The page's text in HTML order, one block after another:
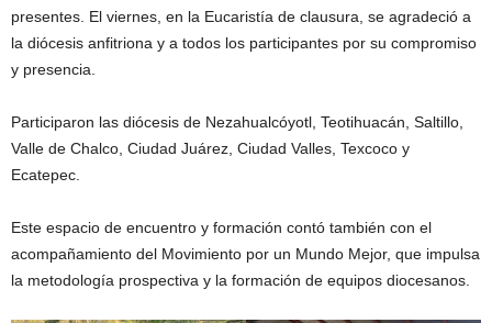
presentes. El viernes, en la Eucaristía de clausura, se agradeció a
la diócesis anfitriona y a todos los participantes por su compromiso
y presencia.
Participaron las diócesis de Nezahualcóyotl, Teotihuacán, Saltillo,
Valle de Chalco, Ciudad Juárez, Ciudad Valles, Texcoco y
Ecatepec.
Este espacio de encuentro y formación contó también con el
acompañamiento del Movimiento por un Mundo Mejor, que impulsa
la metodología prospectiva y la formación de equipos diocesanos.